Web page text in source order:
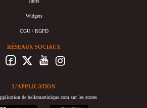
Widgets
CGU / RGPD
RÉSEAUX SOCIAUX
L’APPLICATION
de bellemartinique.com sur les stores